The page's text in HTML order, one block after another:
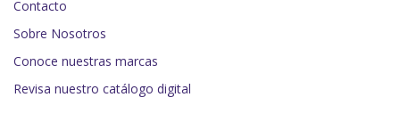
Contacto
Sobre Nosotros
Conoce nuestras marcas
Revisa nuestro catálogo digital